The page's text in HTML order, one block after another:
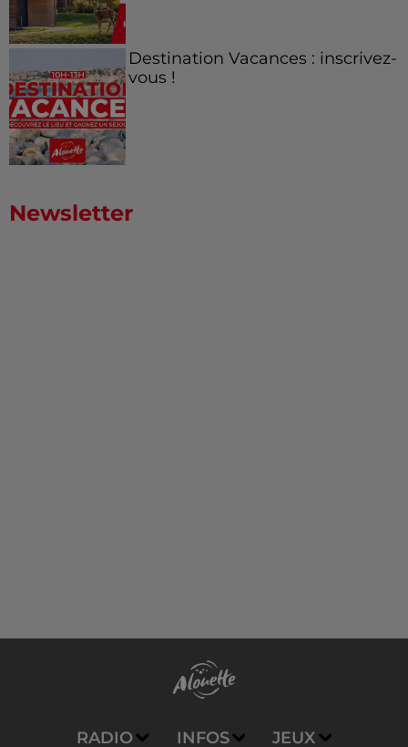
Destination Vacances : inscrivez-
vous !
Newsletter
RADIO INFOS JEUX